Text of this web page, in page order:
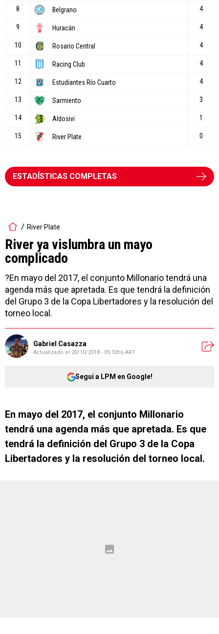
ESTADÍSTICAS COMPLETAS
River Plate
River ya vislumbra un mayo
complicado
?En mayo del 2017, el conjunto Millonario tendrá una
agenda más que apretada. Es que tendrá la definición
del Grupo 3 de la Copa Libertadores y la resolución del
torneo local.
Gabriel Casazza
Actualizado el 20/10/2018 - 05:32hs ART
Seguí a LPM en Google!
En mayo del 2017, el conjunto Millonario
tendrá una agenda más que apretada. Es que
tendrá la definición del Grupo 3 de la Copa
Libertadores y la resolución del torneo local.